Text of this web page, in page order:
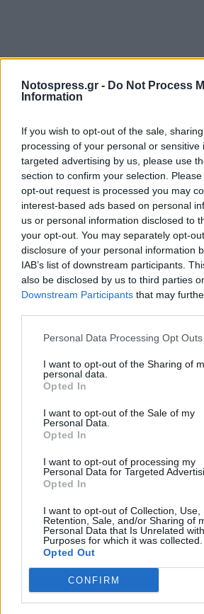
Notospress.gr - Do Not Process
Information
If you wish to opt-out of the sale,
processing of your personal or sensitive
targeted advertising by us, please use
section to confirm your selection.
opt-out request is processed you may
interest-based ads based on personal
us or personal information disclosed to
your opt-out. You may separately opt-
disclosure of your personal information
IAB’s list of downstream participants.
also be disclosed by us to third parties
Downstream Participants that may
Personal Data Processing Opt Outs
I want to opt-out of the Sharing of
personal data.
Opted In
I want to opt-out of the Sale of my
Personal Data.
Opted In
I want to opt-out of processing my
Personal Data for Targeted
Opted In
I want to opt-out of Collection, Use,
Retention, Sale, and/or Sharing of
Personal Data that Is Unrelated
Purposes for which it was collected.
Opted Out
CONFIRM
Σχετικά Άρθρα